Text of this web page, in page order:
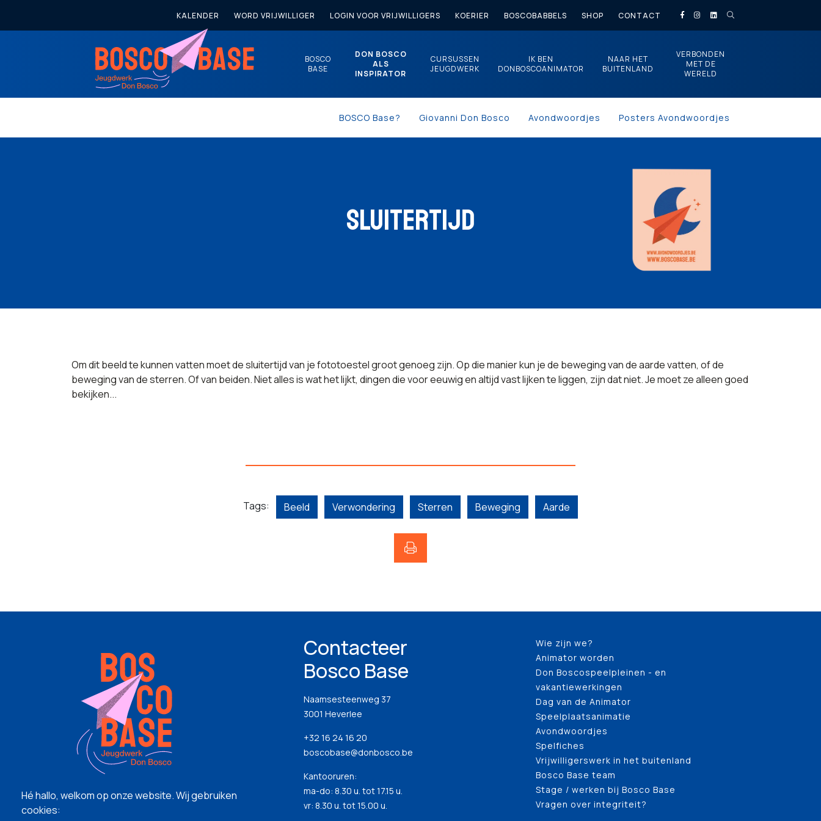
KALENDER WORD VRIJWILLIGER LOGIN VOOR VRIJWILLIGERS KOERIER BOSCOBABBELS SHOP CONTACT
BOSCO
BASE
DON BOSCO
ALS
INSPIRATOR
BOSCO Base? Giovanni Don Bosco Avondwoordjes Posters Avondwoordjes
CURSUSSEN
JEUGDWERK
IK BEN
DONBOSCOANIMATOR
NAAR HET
BUITENLAND
VERBONDEN
MET DE
WERELD
SLUITERTIJD
Om dit beeld te kunnen vatten moet de sluitertijd van je fototoestel groot genoeg zijn. Op die manier kun je de beweging van de aarde vatten, of de
beweging van de sterren. Of van beiden. Niet alles is wat het lijkt, dingen die voor eeuwig en altijd vast lijken te liggen, zijn dat niet. Je moet ze alleen goed
bekijken...
Tags: Beeld Verwondering Sterren Beweging Aarde
Contacteer
Bosco Base
Naamsesteenweg 37
3001 Heverlee
+32 16 24 16 20
boscobase@donbosco.be
Kantooruren:
ma-do: 8.30 u. tot 17.15 u.
vr: 8.30 u. tot 15.00 u.
Wie zijn we?
Animator worden
Don Boscospeelpleinen - en
vakantiewerkingen
Dag van de Animator
Speelplaatsanimatie
Avondwoordjes
Spelfiches
Vrijwilligerswerk in het buitenland
Bosco Base team
Stage / werken bij Bosco Base
Vragen over integriteit?
Hé hallo, welkom op onze website. Wij gebruiken
cookies: